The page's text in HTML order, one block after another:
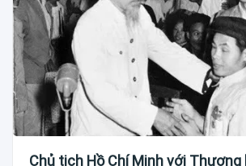
Chủ tịch Hồ Chí Minh với Thương